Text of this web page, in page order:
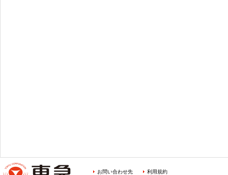
お問い合わせ先 利用規約